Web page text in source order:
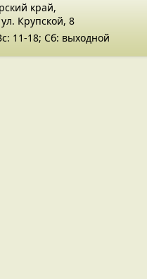
край,
Крупской, 8
11-18; Сб: выходной